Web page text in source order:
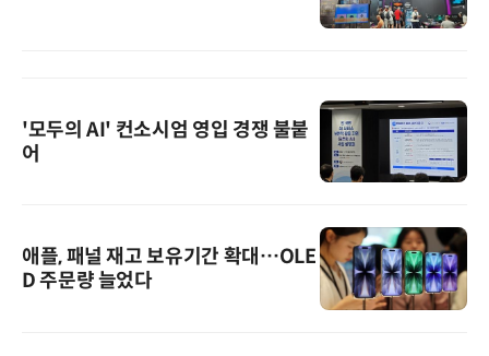
'모두의 AI' 컨소시엄 영입 경쟁 불붙
어
애플, 패널 재고 보유기간 확대…OLE
D 주문량 늘었다